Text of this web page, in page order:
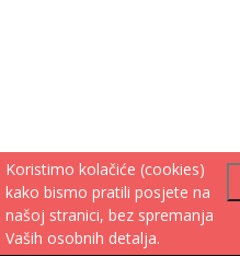
Koristimo kolačiće (cookies)
kako bismo pratili posjete na
našoj stranici, bez spremanja
Vaših osobnih detalja.